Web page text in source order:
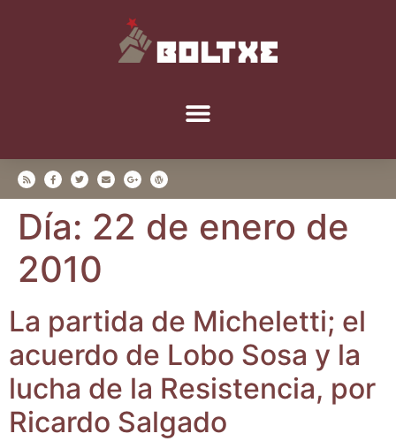
Día: 22 de enero de
2010
La par­ti­da de Miche­let­ti; el
acuer­do de Lobo Sosa y la
lucha de la Resis­ten­cia, por
Ricar­do Salgado